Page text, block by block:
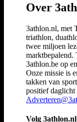
Over
3athlon.nl, met
triathlon,
twee miljoen
marktbepalend.
3athlon.be op
Onze missie is
takken van
positief daglicht
Volg